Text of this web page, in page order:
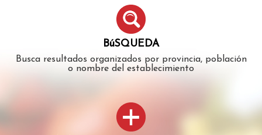
BúSQUEDA
Busca resultados organizados por provincia, población
o nombre del establecimiento